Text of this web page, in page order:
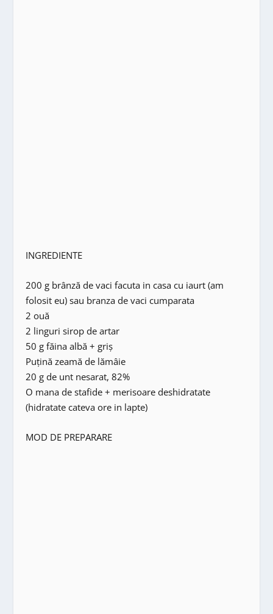
INGREDIENTE
200 g brânză de vaci facuta in casa cu iaurt (am
folosit eu) sau branza de vaci cumparata
2 ouă
2 linguri sirop de artar
50 g făina albă + griş
Puţină zeamă de lămâie
20 g de unt nesarat, 82%
O mana de stafide + merisoare deshidratate
(hidratate cateva ore in lapte)
MOD DE PREPARARE